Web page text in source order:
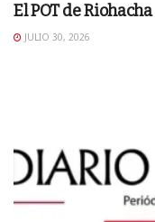
El POT de Riohacha
JULIO 30, 2026